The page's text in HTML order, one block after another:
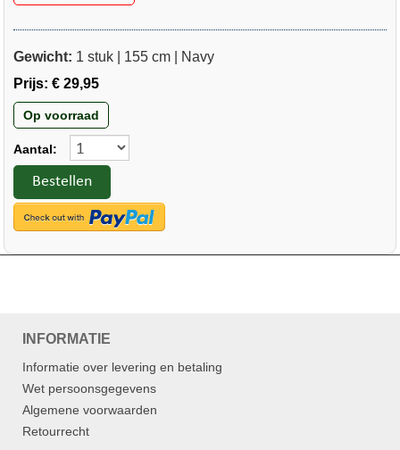
Gewicht: 1 stuk | 155 cm | Navy
Prijs: € 29,95
Op voorraad
Aantal:
Bestellen
INFORMATIE
Informatie over levering en betaling
Wet persoonsgegevens
Algemene voorwaarden
Retourrecht